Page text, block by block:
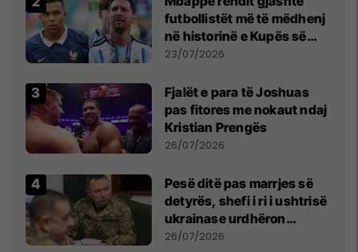
futbollistët më të mëdhenj
në historinë e Kupës së
Botës, Messi mbetet i dyti
23/07/2026
Fjalët e para të Joshuas
pas fitores me nokaut ndaj
Kristian Prengës
26/07/2026
Pesë ditë pas marrjes së
detyrës, shefi i ri i ushtrisë
ukrainase urdhëron
kontroll të madh
26/07/2026